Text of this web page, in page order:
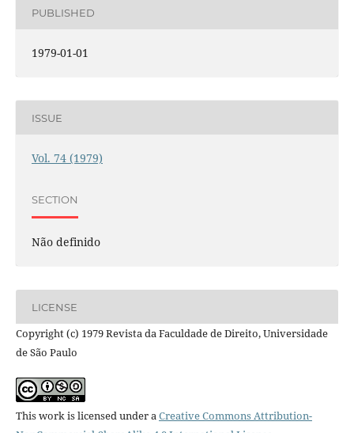
PUBLISHED
1979-01-01
ISSUE
Vol. 74 (1979)
SECTION
Não definido
LICENSE
Copyright (c) 1979 Revista da Faculdade de Direito, Universidade
de São Paulo
This work is licensed under aCreative Commons Attribution-